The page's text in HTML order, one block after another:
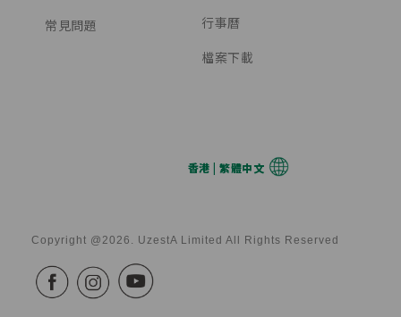
常見問題
行事曆
檔案下載
香港 | 繁體中文
Copyright @2026. UzestA Limited All Rights Reserved